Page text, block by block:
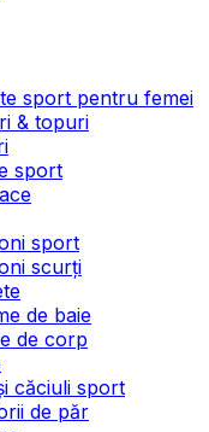
sport pentru femei
& topuri
sport
sport
scurți
de baie
de corp
căciuli sport
de păr